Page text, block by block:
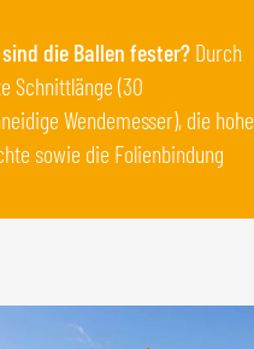
die Ballen fester? Durch
Schnittlänge (30
Wendemesser), die hohe
sowie die Folienbindung